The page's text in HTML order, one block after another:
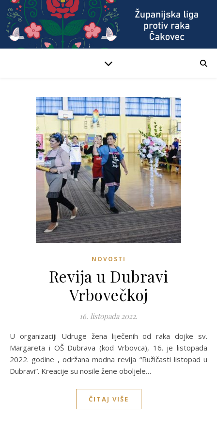
NOVOSTI
Revija u Dubravi
Vrbovečkoj
16. listopada 2022.
U organizaciji Udruge žena liječenih od raka dojke sv.
Margareta i OŠ Dubrava (kod Vrbovca), 16. je listopada
2022. godine , održana modna revija “Ružičasti listopad u
Dubravi”. Kreacije su nosile žene oboljele…
ČITAJ VIŠE